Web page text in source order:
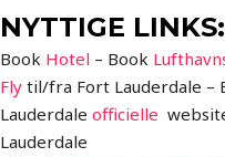
NYTTIGE LINKS:
Book Hotel – Book
Fly til/fra Fort Lauderdale –
Lauderdale officielle
Lauderdale